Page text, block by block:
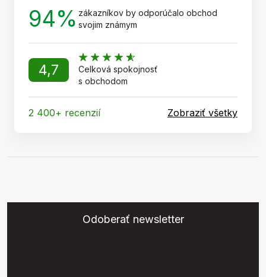
94% zákazníkov by odporúčalo obchod
svojim známym
4,7
Celková spokojnosť
s obchodom
2 400+ recenzií Zobraziť všetky
Odoberať newsletter